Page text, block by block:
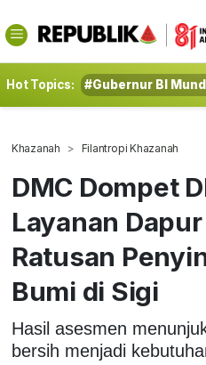
Hot Topics: #Gubernur BI
Khazanah Filantropi Khazanah
DMC Dompet
Layanan
Ratusan
Bumi di Sigi
Hasil asesmen
bersih menjadi